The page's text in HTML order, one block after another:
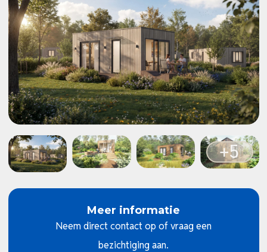
Meer informatie
Neem direct contact op of vraag een
bezichtiging aan.